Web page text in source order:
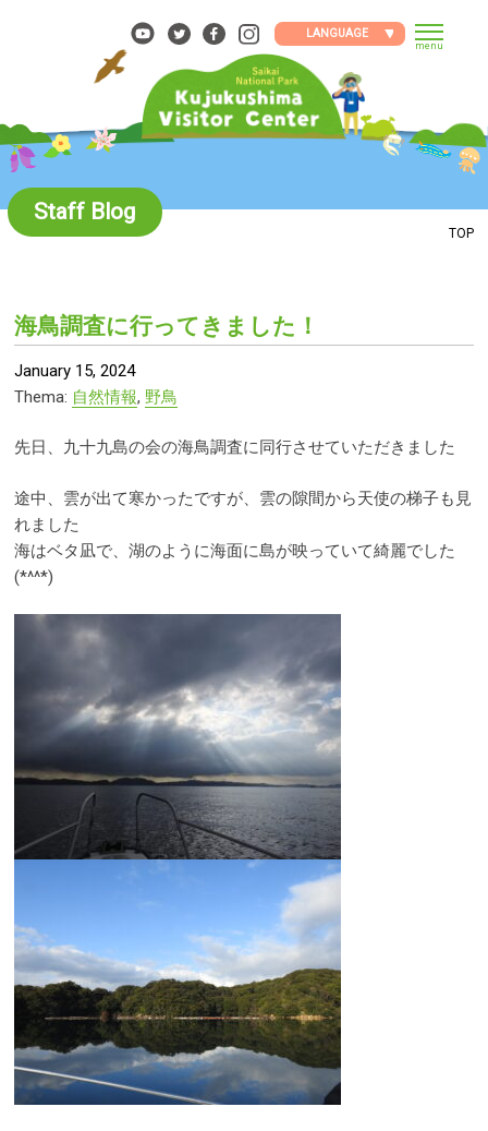
LANGUAGE
menu
TOP
Staff Blog
海鳥調査に行ってきました！
January 15, 2024
Thema: 自然情報, 野鳥
先日、九十九島の会の海鳥調査に同行させていただきました
途中、雲が出て寒かったですが、雲の隙間から天使の梯子も見
れました
海はベタ凪で、湖のように海面に島が映っていて綺麗でした
(*^^*)